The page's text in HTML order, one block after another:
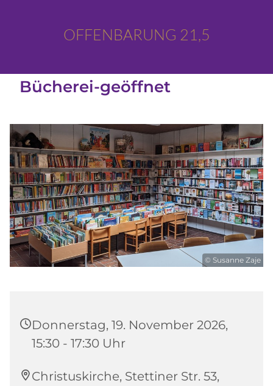
OFFENBARUNG 21,5
Bücherei-geöffnet
© Susanne Zaje
Donnerstag, 19. November 2026,
15:30 - 17:30 Uhr
Christuskirche, Stettiner Str. 53,